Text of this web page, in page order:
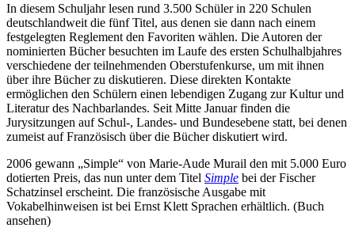
In diesem Schuljahr lesen rund 3.500 Schüler in 220 Schulen
deutschlandweit die fünf Titel, aus denen sie dann nach einem
festgelegten Reglement den Favoriten wählen. Die Autoren der
nominierten Bücher besuchten im Laufe des ersten Schulhalbjahres
verschiedene der teilnehmenden Oberstufenkurse, um mit ihnen
über ihre Bücher zu diskutieren. Diese direkten Kontakte
ermöglichen den Schülern einen lebendigen Zugang zur Kultur und
Literatur des Nachbarlandes. Seit Mitte Januar finden die
Jurysitzungen auf Schul-, Landes- und Bundesebene statt, bei denen
zumeist auf Französisch über die Bücher diskutiert wird.
2006 gewann „Simple“ von Marie-Aude Murail den mit 5.000 Euro
dotierten Preis, das nun unter dem Titel Simple bei der Fischer
Schatzinsel erscheint. Die französische Ausgabe mit
Vokabelhinweisen ist bei Ernst Klett Sprachen erhältlich. (Buch
ansehen)